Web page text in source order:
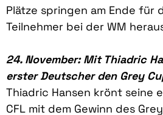
Plätze springen am Ende für
Teilnehmer bei der WM
24. November: Mit Thiadric
erster Deutscher den Grey
Thiadric Hansen krönt seine
CFL mit dem Gewinn des